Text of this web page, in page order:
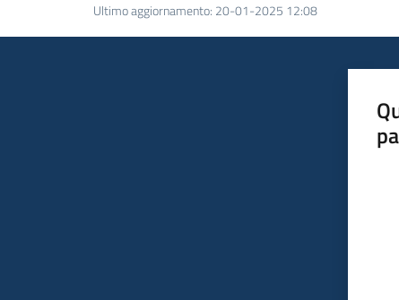
Ultimo aggiornamento: 20-01-2025 12:08